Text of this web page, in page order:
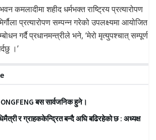
कमलादीमा शहीद धर्मभक्त राष्ट्रिय प्रत्यारोपण
प्रत्यारोपण सम्पन्न गरेको उपलक्ष्यमा आयोजित
गर्दै प्रधानमन्त्रीले भने, ‘मेरो मृत्युपश्चात् सम्पूर्ण
।’
बस सार्वजनिक हुने।
र ग्राहककेन्द्रित बन्दै अघि बढिरहेको छ : अध्यक्ष